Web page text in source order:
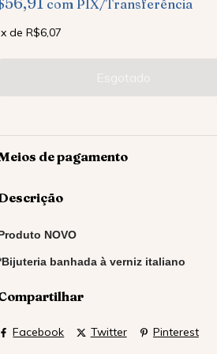
com PIX/Transferência
x de R$6,07
de pagamento
NOVO
banhada à verniz italiano
Facebook Twitter Pinterest